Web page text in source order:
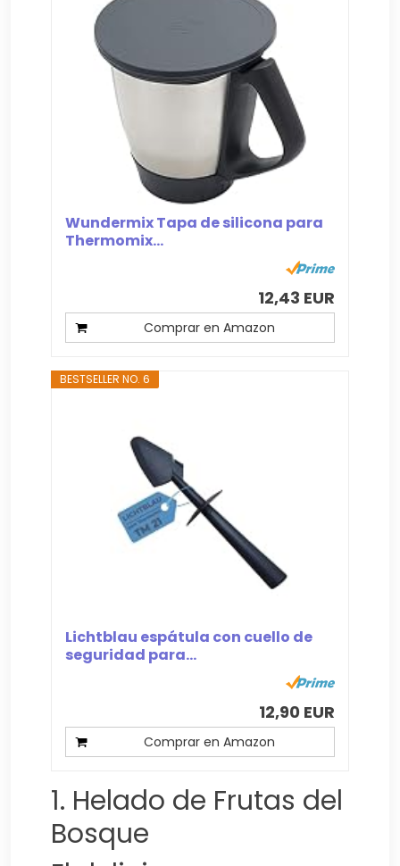
Wundermix Tapa de silicona para
Thermomix...
12,43 EUR
Comprar en Amazon
BESTSELLER NO. 6
Lichtblau espátula con cuello de
seguridad para...
12,90 EUR
Comprar en Amazon
1. Helado de Frutas del
Bosque